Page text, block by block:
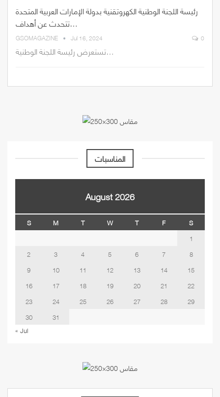
رئيسة اللجنة الوطنية الكهروتقنية بدولة الإمارات العربية المتحدة
تتحدث عن أهداف…
GSOMAGAZINE Jul 16, 2024 0
تستعرض رئيسة اللجنة الوطنية…
المناسبات
August 2026
S M T W T F
S
1
2
3 4 5 6 7
8
9
10 11 12 13 14
15
16
17 18 19 20 21
22
23
24 25 26 27 28
29
30
31
« Jul